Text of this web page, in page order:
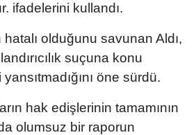
ifadelerini kullandı.
olduğunu savunan Aldı,
suçuna konu
öne sürdü.
hak edişlerinin tamamının
olumsuz bir raporun